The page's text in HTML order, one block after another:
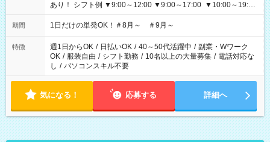
あり！ シフト例 ▼9:00～12:00 ▼9:00～17:00 ▼10:00～19:00
▼18:00～21:00
期間 1日だけの単発OK！＃8月～ ＃9月～
特徴 週1日からOK / 日払いOK / 40～50代活躍中 / 副業・Wワーク
OK / 服装自由 / シフト勤務 / 10名以上の大量募集 / 電話対応な
し / パソコンスキル不要
気になる！ 応募する 詳細へ